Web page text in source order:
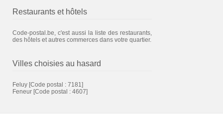
Restaurants et hôtels
Code-postal.be, c'est aussi la liste des restaurants,
des hôtels et autres commerces dans votre quartier.
Villes choisies au hasard
Feluy [Code postal : 7181]
Feneur [Code postal : 4607]